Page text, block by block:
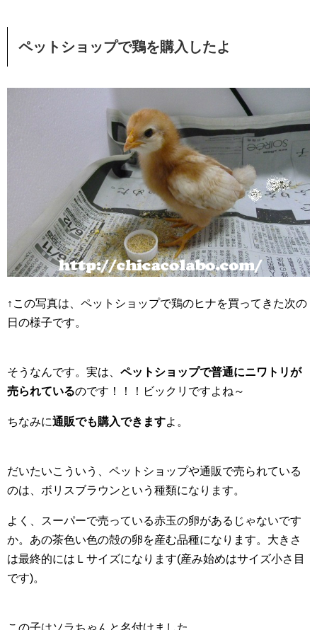
ペットショップで鶏を購入したよ
↑この写真は、ペットショップで鶏のヒナを買ってきた次の
日の様子です。
そうなんです。実は、 ペットショップで普通にニワトリが
売られているのです！！！ビックリですよね～
ちなみに通販でも購入できますよ。
だいたいこういう、ペットショップや通販で売られている
のは、ボリスブラウンという種類になります。
よく、スーパーで売っている赤玉の卵があるじゃないです
か。あの茶色い色の殻の卵を産む品種になります。大きさ
は最終的にはＬサイズになります(産み始めはサイズ小さ目
です)。
この子はソラちゃんと名付けました。